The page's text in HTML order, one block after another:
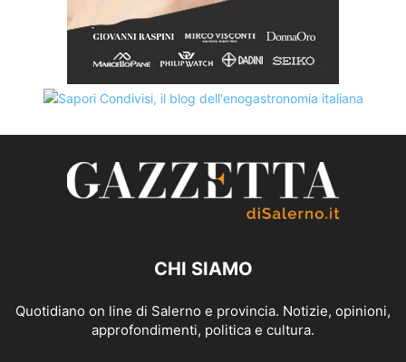
CHI SIAMO
Quotidiano on line di Salerno e provincia. Notizie, opinioni,
approfondimenti, politica e cultura.